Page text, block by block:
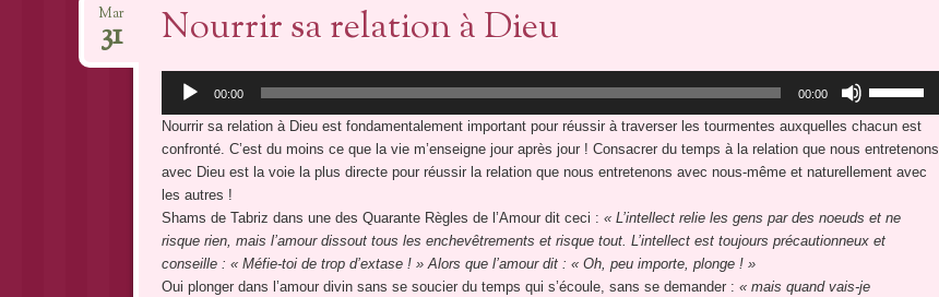
Nourrir sa relation à Dieu
Mar
31
Lecteur
audio
00:00 00:00
flèches
haut/bas
pour
ou
diminuer
volume.
Nourrir sa relation à Dieu est fondamentalement important pour réussir à traverser les tourmentes auxquelles chacun est
confronté. C’est du moins ce que la vie m’enseigne jour après jour ! Consacrer du temps à la relation que nous entretenons
avec Dieu est la voie la plus directe pour réussir la relation que nous entretenons avec nous-même et naturellement avec
les autres !
Shams de Tabriz dans une des Quarante Règles de l’Amour dit ceci : « L’intellect relie les gens par des noeuds et ne
risque rien, mais l’amour dissout tous les enchevêtrements et risque tout. L’intellect est toujours précautionneux et
conseille : « Méfie-toi de trop d’extase ! » Alors que l’amour dit : « Oh, peu importe, plonge ! »
Oui plonger dans l’amour divin sans se soucier du temps qui s’écoule, sans se demander : « mais quand vais-je